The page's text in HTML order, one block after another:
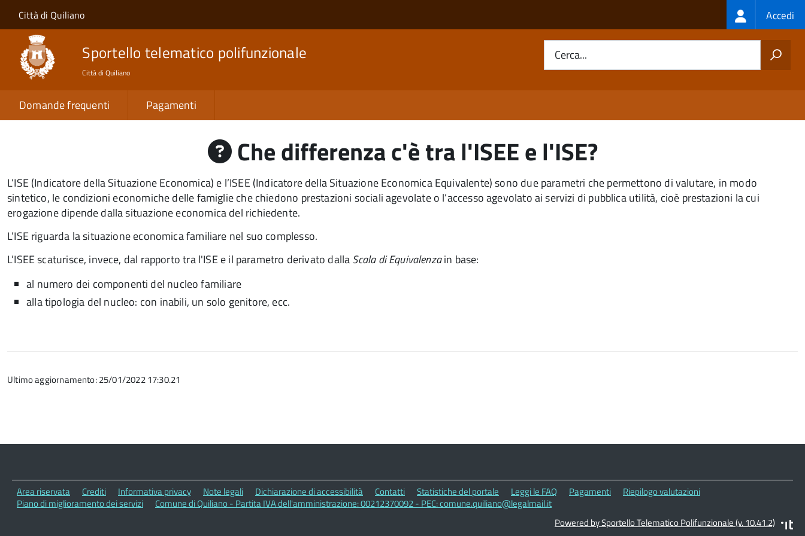
Salta al contenuto principale
Skip to site navigation
Città di Quiliano Login
menu
Accedi
Sportello telematico polifunzionale
Città di Quiliano
Cerca...
Domande frequenti Pagamenti
Che differenza c'è tra l'ISEE e l'ISE?
L’ISE (Indicatore della Situazione Economica) e l’ISEE (Indicatore della Situazione Economica Equivalente) sono due parametri che permettono di valutare, in modo
sintetico, le condizioni economiche delle famiglie che chiedono prestazioni sociali agevolate o l’accesso agevolato ai servizi di pubblica utilità, cioè prestazioni la cui
erogazione dipende dalla situazione economica del richiedente.
L’ISE riguarda la situazione economica familiare nel suo complesso.
L’ISEE scaturisce, invece, dal rapporto tra l'ISE e il parametro derivato dallaScala di Equivalenzain base:
al numero dei componenti del nucleo familiare
alla tipologia del nucleo: con inabili, un solo genitore, ecc.
Ultimo aggiornamento: 25/01/2022 17:30.21
Area riservata Crediti Informativa privacy Note legali Dichiarazione di accessibilità Contatti Statistiche del portale Leggi le FAQ Pagamenti
Riepilogo valutazioni
Piano di miglioramento dei servizi
Comune di Quiliano - Partita IVA dell'amministrazione: 00212370092 - PEC: comune.quiliano@legalmail.it
Powered by Sportello Telematico Polifunzionale (v. 10.41.2)